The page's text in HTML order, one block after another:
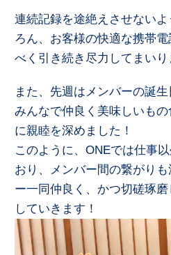
連続記録を途絶えさせない
ろん、お客様の快適な携帯
べく引き続き尽力してまいり
また、先週はメンバーの誕
みんなで仲良く美味しいも
に親睦を深めました！
このように、ONEでは仕事
おり、メンバー間の繋がり
ー一同仲良く、かつ切磋琢
していきます！